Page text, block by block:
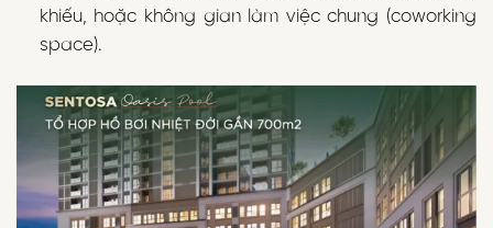
khiếu, hoặc không gian làm việc chung (coworking
space).